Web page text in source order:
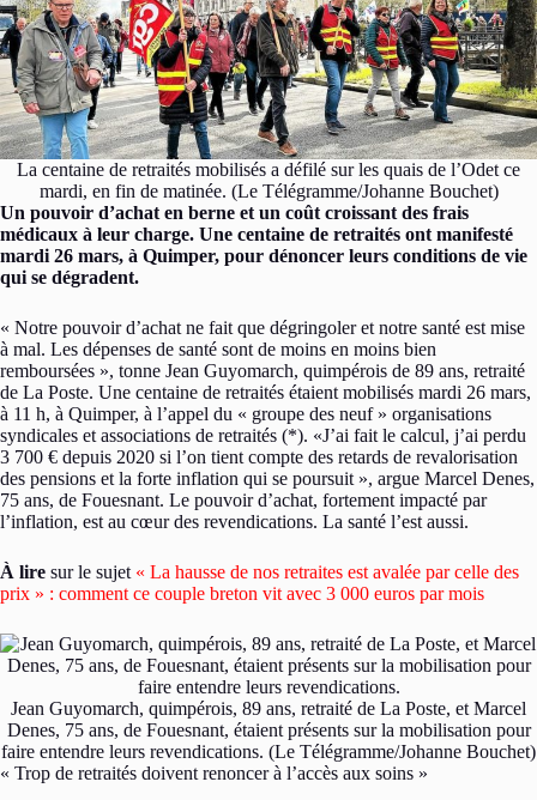
La centaine de retraités mobilisés a défilé sur les quais de l’Odet ce
mardi, en fin de matinée. (Le Télégramme/Johanne Bouchet)
Un pouvoir d’achat en berne et un coût croissant des frais
médicaux à leur charge. Une centaine de retraités ont manifesté
mardi 26 mars, à Quimper, pour dénoncer leurs conditions de vie
qui se dégradent.
« Notre pouvoir d’achat ne fait que dégringoler et notre santé est mise
à mal. Les dépenses de santé sont de moins en moins bien
remboursées », tonne Jean Guyomarch, quimpérois de 89 ans, retraité
de La Poste. Une centaine de retraités étaient mobilisés mardi 26 mars,
à 11 h, à Quimper, à l’appel du « groupe des neuf » organisations
syndicales et associations de retraités (*). «J’ai fait le calcul, j’ai perdu
3 700 € depuis 2020 si l’on tient compte des retards de revalorisation
des pensions et la forte inflation qui se poursuit », argue Marcel Denes,
75 ans, de Fouesnant. Le pouvoir d’achat, fortement impacté par
l’inflation, est au cœur des revendications. La santé l’est aussi.
À lire sur le sujet « La hausse de nos retraites est avalée par celle des
prix » : comment ce couple breton vit avec 3 000 euros par mois
Jean Guyomarch, quimpérois, 89 ans, retraité de La Poste, et Marcel
Denes, 75 ans, de Fouesnant, étaient présents sur la mobilisation pour
faire entendre leurs revendications. (Le Télégramme/Johanne Bouchet)
« Trop de retraités doivent renoncer à l’accès aux soins »